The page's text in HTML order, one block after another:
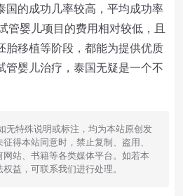
的成功几率较高，平均成功率
管婴儿项目的费用相对较低，且
胎移植等阶段，都能为提供优质
管婴儿治疗，泰国无疑是一个不
无特殊说明或标注，均为本站原创发
得本站同意时，禁止复制、盗用、
站、书籍等各类媒体平台。如若本
益，可联系我们进行处理。